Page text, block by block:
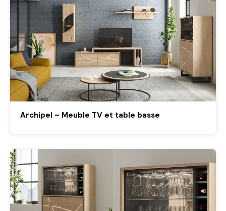
Archipel – Meuble TV et table basse